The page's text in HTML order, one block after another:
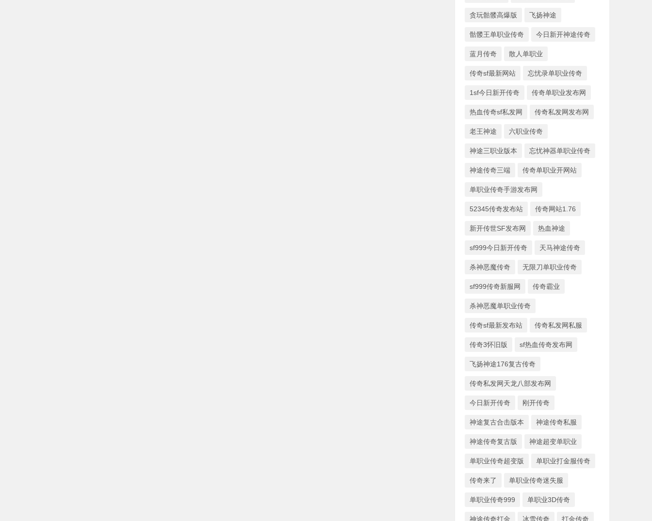
贪玩骷髅高爆版 飞扬神途
骷髅王单职业传奇 今日新开神途传奇
蓝月传奇 散人单职业
传奇sf最新网站 忘忧录单职业传奇
1sf今日新开传奇 传奇单职业发布网
热血传奇sf私发网 传奇私发网发布网
老王神途 六职业传奇
神途三职业版本 忘忧神器单职业传奇
神途传奇三端 传奇单职业开网站
单职业传奇手游发布网
52345传奇发布站 传奇网站1.76
新开传世SF发布网 热血神途
sf999今日新开传奇 天马神途传奇
杀神恶魔传奇 无限刀单职业传奇
sf999传奇新服网 传奇霸业
杀神恶魔单职业传奇
传奇sf最新发布站 传奇私发网私服
传奇3怀旧版 sf热血传奇发布网
飞扬神途176复古传奇
传奇私发网天龙八部发布网
今日新开传奇 刚开传奇
神途复古合击版本 神途传奇私服
神途传奇复古版 神途超变单职业
单职业传奇超变版 单职业打金服传奇
传奇来了 单职业传奇迷失服
单职业传奇999 单职业3D传奇
神途传奇打金 冰雪传奇 打金传奇